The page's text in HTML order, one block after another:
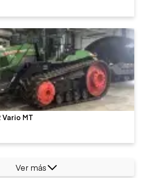
Vario MT
Ver más